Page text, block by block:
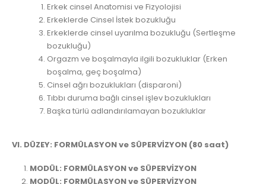
Erkek cinsel Anatomisi ve Fizyolojisi
Erkeklerde Cinsel İstek bozukluğu
Erkeklerde cinsel uyarılma bozukluğu (Sertleşme
bozukluğu)
Orgazm ve boşalmayla ilgili bozukluklar (Erken
boşalma, geç boşalma)
Cinsel ağrı bozuklukları (disparoni)
Tıbbı duruma bağlı cinsel işlev bozuklukları
Başka türlü adlandırılamayan bozukluklar
VI. DÜZEY: FORMÜLASYON ve SÜPERVİZYON (80 saat)
MODÜL: FORMÜLASYON ve SÜPERVİZYON
MODÜL: FORMÜLASYON ve SÜPERVİZYON